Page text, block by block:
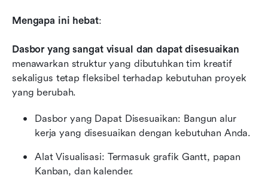
Mengapa ini hebat:
Dasbor yang sangat visual dan dapat disesuaikan
menawarkan struktur yang dibutuhkan tim kreatif
sekaligus tetap fleksibel terhadap kebutuhan proyek
yang berubah.
Dasbor yang Dapat Disesuaikan: Bangun alur
kerja yang disesuaikan dengan kebutuhan Anda.
Alat Visualisasi: Termasuk grafik Gantt, papan
Kanban, dan kalender.